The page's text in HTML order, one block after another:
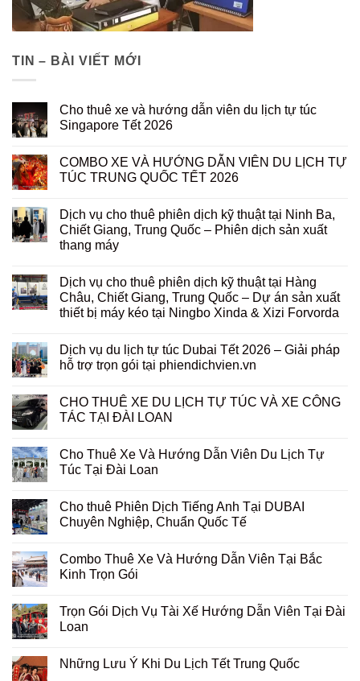
TIN – BÀI VIẾT MỚI
Cho thuê xe và hướng dẫn viên du lịch tự túc
Singapore Tết 2026
COMBO XE VÀ HƯỚNG DẪN VIÊN DU LỊCH TỰ
TÚC TRUNG QUỐC TẾT 2026
Dịch vụ cho thuê phiên dịch kỹ thuật tại Ninh Ba,
Chiết Giang, Trung Quốc – Phiên dịch sản xuất
thang máy
Dịch vụ cho thuê phiên dịch kỹ thuật tại Hàng
Châu, Chiết Giang, Trung Quốc – Dự án sản xuất
thiết bị máy kéo tại Ningbo Xinda & Xizi Forvorda
Dịch vụ du lịch tự túc Dubai Tết 2026 – Giải pháp
hỗ trợ trọn gói tại phiendichvien.vn
CHO THUÊ XE DU LỊCH TỰ TÚC VÀ XE CÔNG
TÁC TẠI ĐÀI LOAN
Cho Thuê Xe Và Hướng Dẫn Viên Du Lịch Tự
Túc Tại Đài Loan
Cho thuê Phiên Dịch Tiếng Anh Tại DUBAI
Chuyên Nghiệp, Chuẩn Quốc Tế
Combo Thuê Xe Và Hướng Dẫn Viên Tại Bắc
Kinh Trọn Gói
Trọn Gói Dịch Vụ Tài Xế Hướng Dẫn Viên Tại Đài
Loan
Những Lưu Ý Khi Du Lịch Tết Trung Quốc